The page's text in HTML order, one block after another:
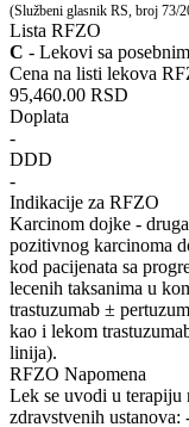
(Službeni glasnik RS, broj 73/
Lista RFZO
C - Lekovi sa
Cena na listi lekova
95,460.00 RSD
Doplata
-
DDD
-
Indikacije za RFZO
Karcinom dojke -
pozitivnog karcinoma
kod pacijenata sa
lecenih taksanima u
trastuzumab ±
kao i lekom
linija).
RFZO Napomena
Lek se uvodi u terapiju
zdravstvenih